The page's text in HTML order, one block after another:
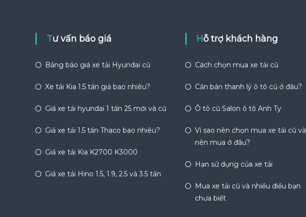
Tư vấn báo giá
Bảng báo giá xe tải Hyundai cũ
Xe tải Kia 1.5 tấn giá bao nhiêu?
Giá xe tải hyundai 1 tấn 25 mới và cũ
Giá xe tải 1.5 tấn Thaco bao nhiêu?
Giá xe tải Kia K2700 K3000
Giá xe tải Hino 1.5, 1.9, 2.5 và 3.5 tấn
Hỗ trợ khách hàng
Cách chọn mua xe tải cũ
Cần bán thanh lý ô tô cũ ở đâu?
Ô tô cũ Salon ô tô Anh Ty
Vì sao nên chọn mua xe tải cũ và
nên mua ở đâu?
Hạn sử dụng của xe tải
Mua xe tải cũ và nhiều điều bạn
chưa biết